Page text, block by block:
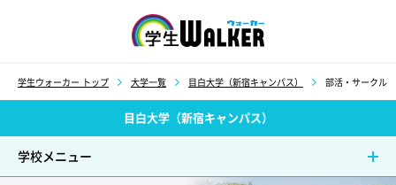
学生ウォーカー トップ 大学一覧 目白大学（新宿キャンパス） 部活・サークル
目白大学（新宿キャンパス）
学校メニュー